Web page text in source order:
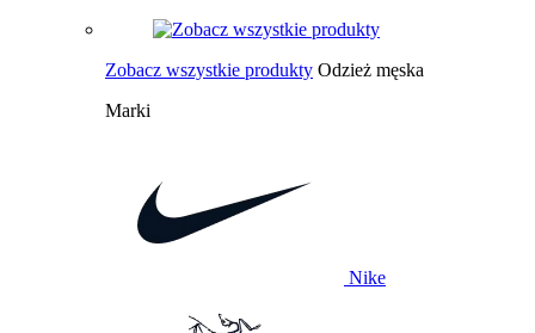
Zobacz wszystkie produkty Odzież męska
Marki
Nike